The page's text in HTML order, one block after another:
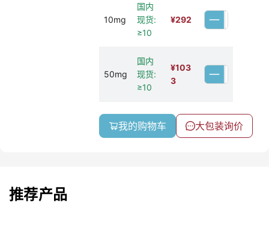
10mg
国内
现货:
≥10
¥292
50mg
国内
现货:
≥10
¥103
3
我的购物车 大包装询价
推荐产品